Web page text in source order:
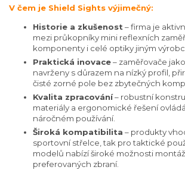
V čem je Shield Sights výjimečný:
Historie a zkušenost– firma je
mezi průkopníky mini reflexních
komponenty i celé optiky jiným
Praktická inovace– zaměřovače
navrženy s důrazem na nízký profil,
čisté zorné pole bez zbytečných
Kvalita zpracování– robustní
materiály a ergonomické řešení
náročném používání.
Široká kompatibilita – produkty
sportovní střelce, tak pro taktické
modelů nabízí široké možnosti
preferovaných zbraní.